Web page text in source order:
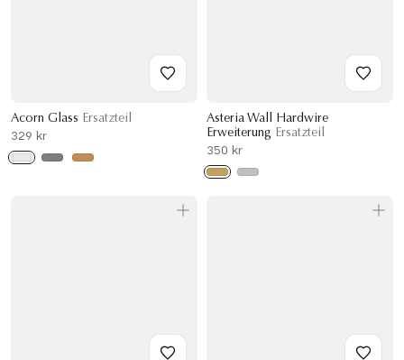
Acorn Glass Ersatzteil
329 kr
Asteria Wall Hardwire
Erweiterung Ersatzteil
350 kr